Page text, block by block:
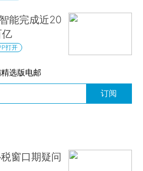
能完成近20
打开
选版电邮
订阅
窗口期疑问